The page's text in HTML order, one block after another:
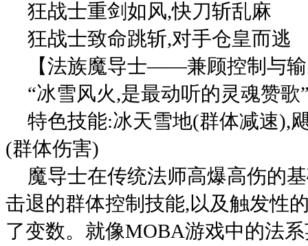
狂战士重剑如风,快刀斩乱麻
狂战士致命跳斩,对手仓皇而逃
【法族魔导士——兼顾控制与
“冰雪风火,是最动听的灵魂赞歌
特色技能:冰天雪地(群体减速),
(群体伤害)
魔导士在传统法师高爆高伤的
击退的群体控制技能,以及触发性
了变数。就像MOBA游戏中的法